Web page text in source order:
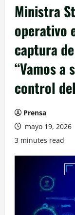
Ministra
operativo
captura
“Vamos a
control
Prensa
mayo 19, 2026
3 minutes read